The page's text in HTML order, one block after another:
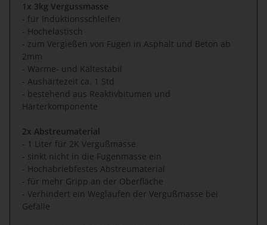
1x 3kg Vergussmasse
- für Induktionsschleifen
- Hochelastisch
- zum Vergießen von Fugen in Asphalt und Beton ab
2mm
- Wärme- und Kältestabil
- Aushärtezeit ca. 1 Std
- bestehend aus Reaktivbitumen und
Härterkomponente
2x Abstreumaterial
- 1 Liter für 2K Vergußmasse
- sinkt nicht in die Fugenmasse ein
- Hochabriebfestes Abstreumaterial
- für mehr Gripp an der Oberfläche
- Verhindert ein Weglaufen der Vergußmasse bei
Gefälle